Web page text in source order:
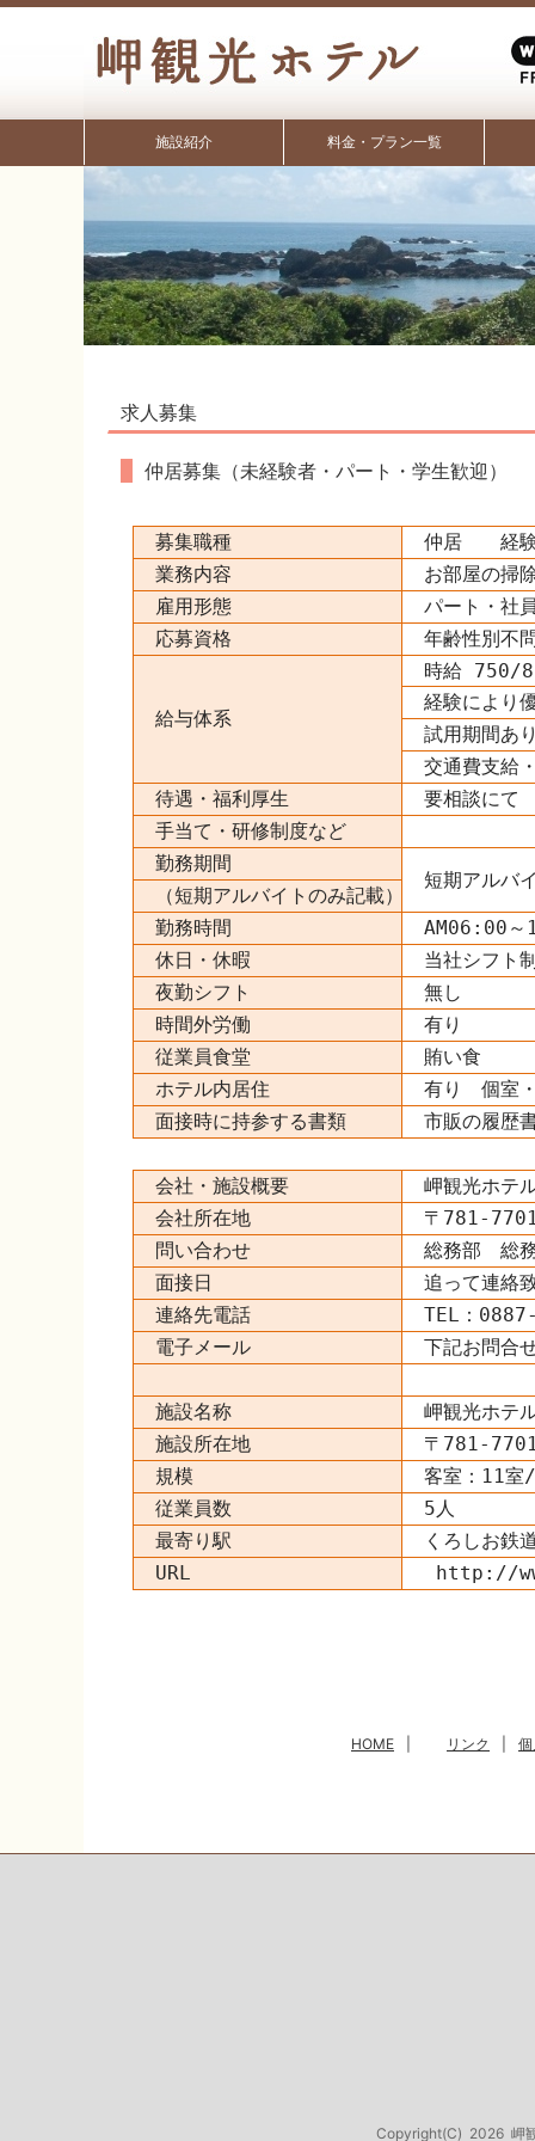
施設紹介 料金・プラン一覧
求人募集
仲居募集（未経験者・パート・学生歓迎）
募集職種
仲居 経験
業務内容
お部屋の掃
雇用形態
パート・社
応募資格
年齢性別不
給与体系
時給 750/
経験により
試用期間あ
交通費支給
待遇・福利厚生
要相談にて
手当て・研修制度など
勤務期間
短期アルバ
（短期アルバイトのみ記載）
勤務時間
AM06:00
休日・休暇
当社シフト
夜勤シフト
無し
時間外労働
有り
従業員食堂
賄い食
ホテル内居住
有り 個室
面接時に持参する書類
市販の履歴
会社・施設概要
岬観光ホテ
会社所在地
〒781-
問い合わせ
総務部 総
面接日
追って連絡
連絡先電話
TEL：
電子メール
下記お問合
施設名称
岬観光ホテ
施設所在地
〒781-
規模
客室：11室
従業員数
5人
最寄り駅
くろしお鉄
URL
http://
HOME リンク
Copyright(C) 2026 岬